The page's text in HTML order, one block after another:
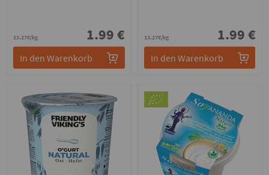
13.27€/kg 1.99 €
In den Warenkorb
13.27€/kg 1.99 €
In den Warenkorb